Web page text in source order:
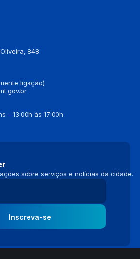
848
ligação)
- 13:00h às 17:00h
sobre serviços e notícias da cidade.
Inscreva-se